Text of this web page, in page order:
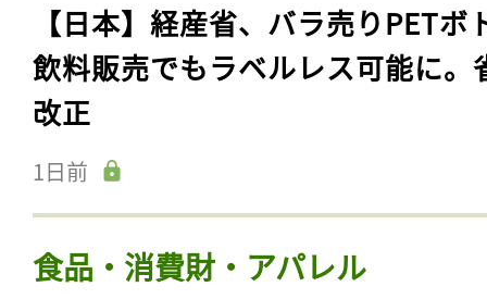
【日本】経産省、バラ売りPETボ
飲料販売でもラベルレス可能に。
改正
1日前
食品・消費財・アパレル